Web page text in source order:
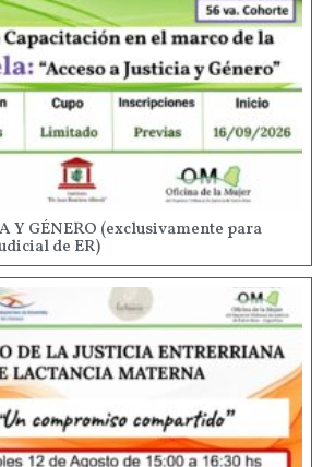
Y GÉNERO (exclusivamente para
de ER)